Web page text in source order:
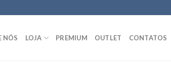
NÓS LOJA PREMIUM OUTLET CONTATOS